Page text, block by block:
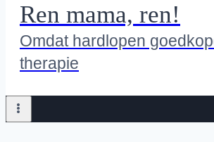
Ren mama, ren!
Omdat hardlopen
therapie